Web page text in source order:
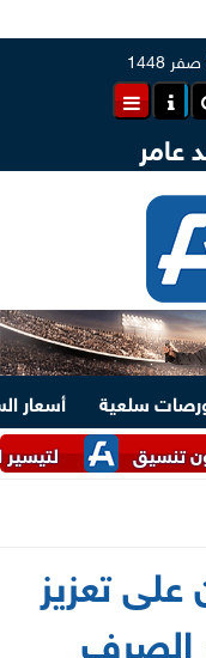
عامر
سلعية
أسعار
لتيسير الإجراءات..
على تعزيز
الصرف